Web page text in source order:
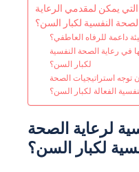
يمكن لمقدمي الرعاية
النفسية لكبار السن؟
داعمة للرفاه العاطفي؟
في رعاية الصحة النفسية
لكبار السن؟
توجه استراتيجيات الصحة
الفعالة لكبار السن؟
لرعاية الصحة
لكبار السن؟